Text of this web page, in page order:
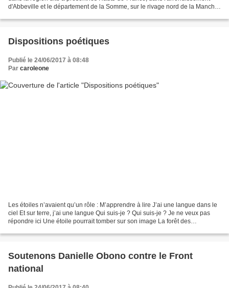
d'Abbeville et le département de la Somme, sur le rivage nord de la Manche
Dispositions poétiques
Publié le 24/06/2017 à 08:48
Par caroleone
Les étoiles n’avaient qu’un rôle : M’apprendre à lire J’ai une langue dans le
ciel Et sur terre, j’ai une langue Qui suis-je ? Qui suis-je ? Je ne veux pas
répondre ici Une étoile pourrait tomber sur son image La forêt des
Soutenons Danielle Obono contre le Front
national